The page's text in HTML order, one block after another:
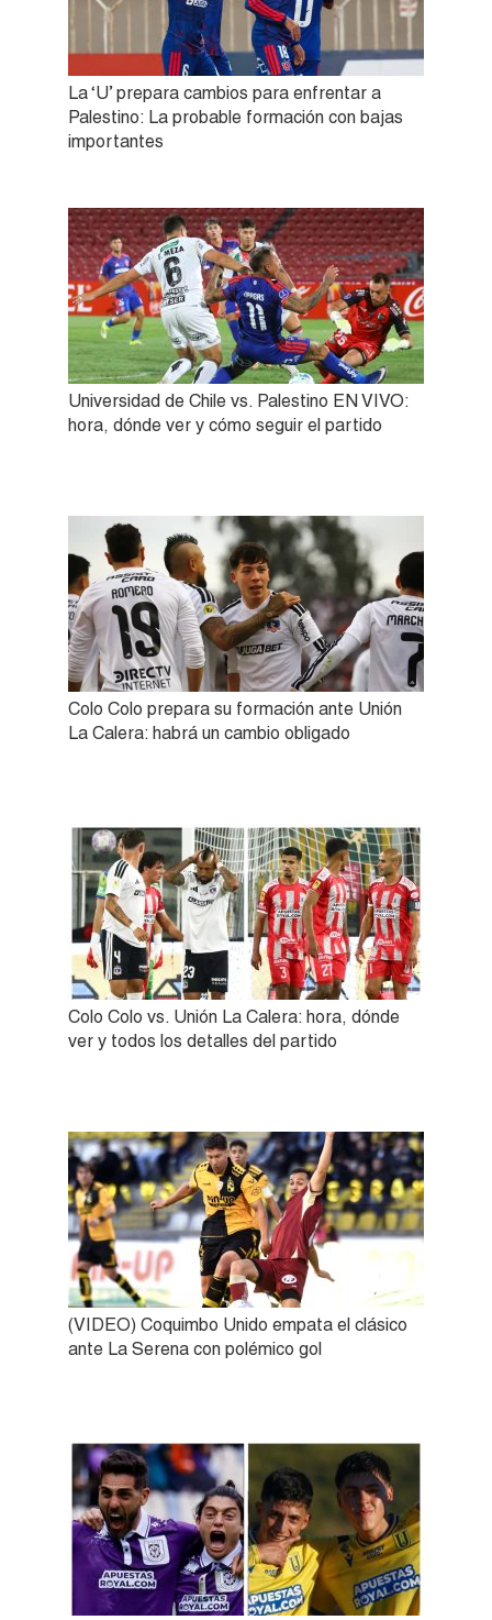
La ‘U’ prepara cambios para enfrentar a
Palestino: La probable formación con bajas
importantes
Universidad de Chile vs. Palestino EN VIVO:
hora, dónde ver y cómo seguir el partido
Colo Colo prepara su formación ante Unión
La Calera: habrá un cambio obligado
Colo Colo vs. Unión La Calera: hora, dónde
ver y todos los detalles del partido
(VIDEO) Coquimbo Unido empata el clásico
ante La Serena con polémico gol